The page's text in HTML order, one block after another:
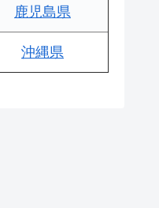
鹿児島県
沖縄県